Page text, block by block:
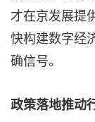
才在京发展提
快构建数字经
确信号。
政策落地推动